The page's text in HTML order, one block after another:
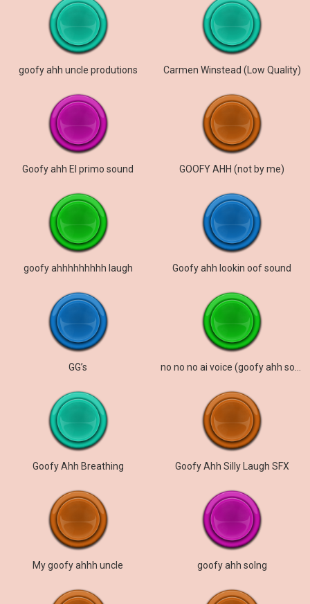
goofy ahh uncle produtions Carmen Winstead (Low Quality)
Goofy ahh El primo sound GOOFY AHH (not by me)
goofy ahhhhhhhhh laugh Goofy ahh lookin oof sound
GG’s
Goofy Ahh Breathing Goofy Ahh Silly Laugh SFX
My goofy ahhh uncle goofy ahh solng